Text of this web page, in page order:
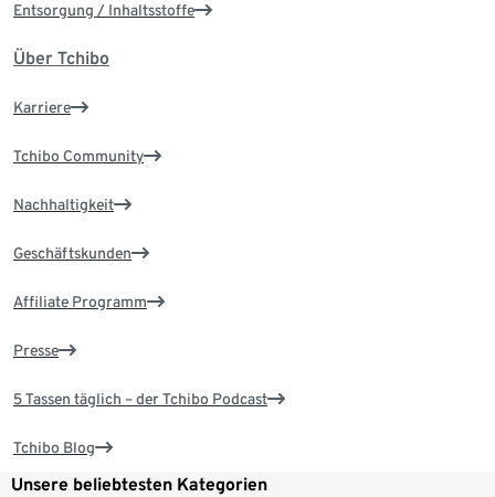
Entsorgung / Inhaltsstoffe
Über Tchibo
Karriere
Tchibo Community
Nachhaltigkeit
Geschäftskunden
Affiliate Programm
Presse
5 Tassen täglich – der Tchibo Podcast
Tchibo Blog
Unsere beliebtesten Kategorien